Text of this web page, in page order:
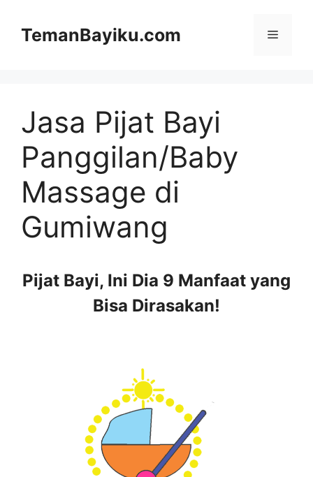
TemanBayiku.com Menu
Jasa Pijat Bayi
Panggilan/Baby
Massage di
Gumiwang
Pijat Bayi, Ini Dia 9 Manfaat yang
Bisa Dirasakan!